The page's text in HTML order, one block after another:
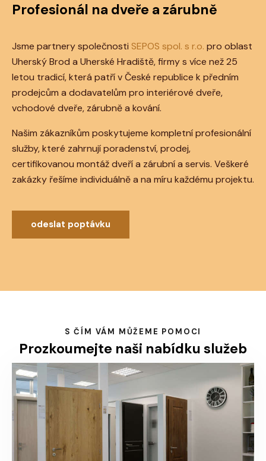
Profesionál na dveře a zárubně
Jsme partnery společnosti SEPOS spol. s r.o. pro oblast
Uherský Brod a Uherské Hradiště, firmy s více než 25
letou tradicí, která patří v České republice k předním
prodejcům a dodavatelům pro interiérové dveře,
vchodové dveře, zárubně a kování.
Našim zákazníkům poskytujeme kompletní profesionální
služby, které zahrnují poradenství, prodej,
certifikovanou montáž dveří a zárubní a servis. Veškeré
zakázky řešíme individuálně a na míru každému projektu.
odeslat poptávku
S ČÍM VÁM MŮŽEME POMOCI
Prozkoumejte naši nabídku služeb